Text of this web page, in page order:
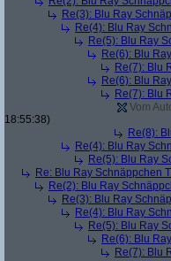
Re(3): Blu Ray
Re(4): Blu Ray
Re(5): Blu Ray
Re(6): Blu
Re(7): Blu
Re(6): Blu
Re(7): Blu
Vom
18:55:38)
Re(8):
Re(4): Blu Ray
Re(5): Blu Ray
Re: Blu Ray Schnäppchen
Re(2): Blu Ray
Re(3): Blu Ray
Re(4): Blu Ray
Re(5): Blu Ray
Re(6): Blu
Re(7): Blu